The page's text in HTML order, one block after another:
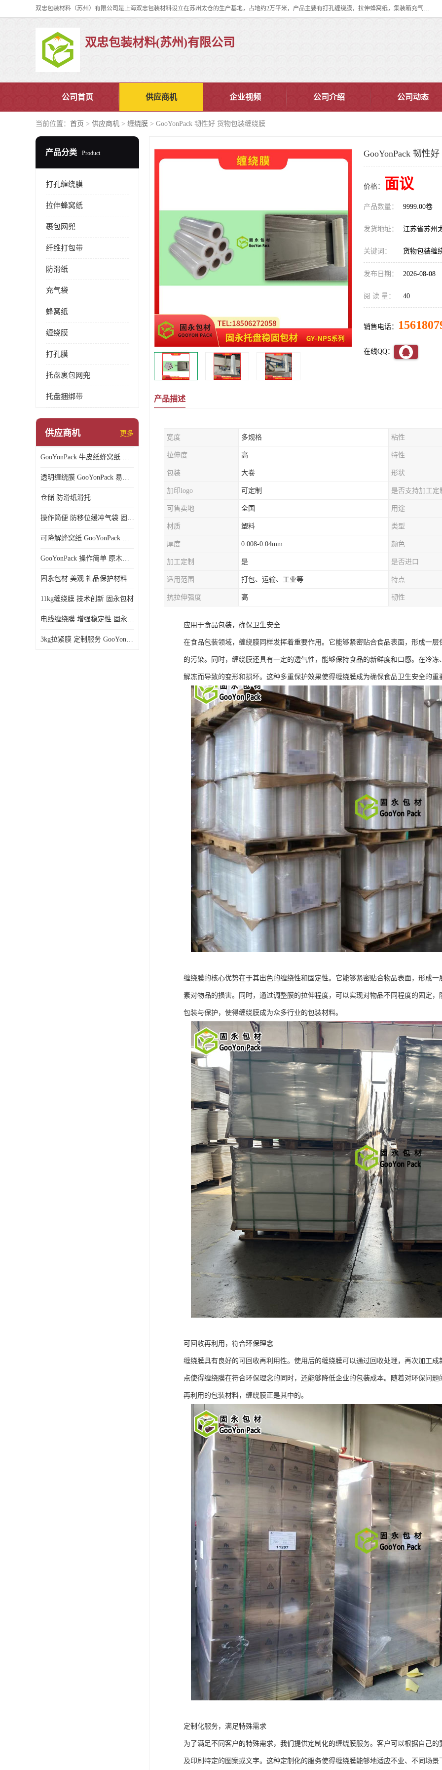
双忠包装材料（苏州）有限公司是上海双忠包装材料设立在苏州太仓的生产基地，占地约2万平米，产品主要有打孔缠绕膜，拉伸蜂窝纸，集装箱充气袋，滑托板，打包带，裹包网兜，防滑纸等箱体和托盘的运输和保护性包材。固永包材®，GooYon Pack®，是我们保护性包装材料的专属品牌。
双忠包装材料(苏州)有限公司
公司首页 供应商机 企业视频 公司介绍 公司动态
当前位置： 首页 > 供应商机 > 缠绕膜 > GooYonPack 韧性好 货物包装缠绕膜
产品分类 Product
打孔缠绕膜
拉伸蜂窝纸
裹包网兜
纤维打包带
防滑纸
充气袋
蜂窝纸
缠绕膜
打孔膜
托盘裹包网兜
托盘捆绑带
供应商机 更多
GooYonPack 牛皮纸蜂窝纸 循环使用
透明缠绕膜 GooYonPack 易撕扯不残留
仓储 防滑纸滑托
操作简便 防移位缓冲气袋 固永包材
可降解蜂窝纸 GooYonPack 循环使用
GooYonPack 操作简单 原木浆蜂巢网格纸
固永包材 美观 礼品保护材料
11kg缠绕膜 技术创新 固永包材
电线缠绕膜 增强稳定性 固永包材
3kg拉紧膜 定制服务 GooYonPack
GooYonPack 韧性
价格： 面议
产品数量： 9999.00卷
发货地址： 江苏省苏州
关键词： 货物包装缠
发布日期： 2026-08-08
阅 读 量： 40
销售电话：
在线QQ：
产品描述
宽度 多规格 粘性
拉伸度 高 特性
包装 大卷 形状
加印logo 可定制 是否支持加工定
可售卖地 全国 用途
材质 塑料 类型
厚度 0.008-0.04mm 颜色
加工定制 是 是否进口
适用范围 打包、运输、工业等 特点
抗拉伸强度 高 韧性
应用于食品包装，确保卫生安全
在食品包装领域，缠绕膜同样发挥着重要作用。它能够紧密贴合食品表面，形成一
的污染。同时，缠绕膜还具有一定的透气性，能够保持食品的新鲜度和口感。在冷
解冻而导致的变形和损坏。这种多重保护效果使得缠绕膜成为确保食品卫生安全的重
缠绕膜的核心优势在于其出色的缠绕性和固定性。它能够紧密贴合物品表面，形成
素对物品的损害。同时，通过调整膜的拉伸程度，可以实现对物品不同程度的固定
包装与保护，使得缠绕膜成为众多行业的包装材料。
可回收再利用，符合环保理念
缠绕膜具有良好的可回收再利用性。使用后的缠绕膜可以通过回收处理，再次加工
点使得缠绕膜在符合环保理念的同时，还能够降低企业的包装成本。随着对环保问
再利用的包装材料，缠绕膜正是其中的。
定制化服务，满足特殊需求
为了满足不同客户的特殊需求，我们提供定制化的缠绕膜服务。客户可以根据自己
及印刷特定的图案或文字。这种定制化的服务使得缠绕膜能够地适应不业、不同场